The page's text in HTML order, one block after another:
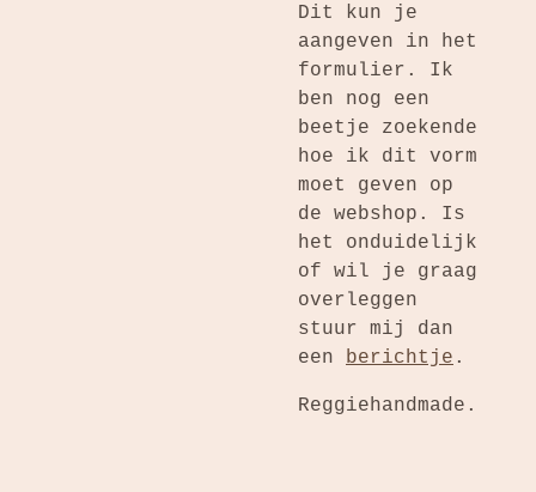
Dit kun je
aangeven in het
formulier. Ik
ben nog een
beetje zoekende
hoe ik dit vorm
moet geven op
de webshop. Is
het onduidelijk
of wil je graag
overleggen
stuur mij dan
een berichtje .
Reggiehandmade.